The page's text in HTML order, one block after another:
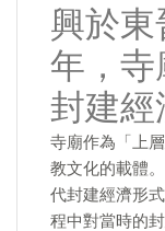
興於
年，
封建
寺廟作為「上
教文化的載體
代封建經濟形
程中對當時的